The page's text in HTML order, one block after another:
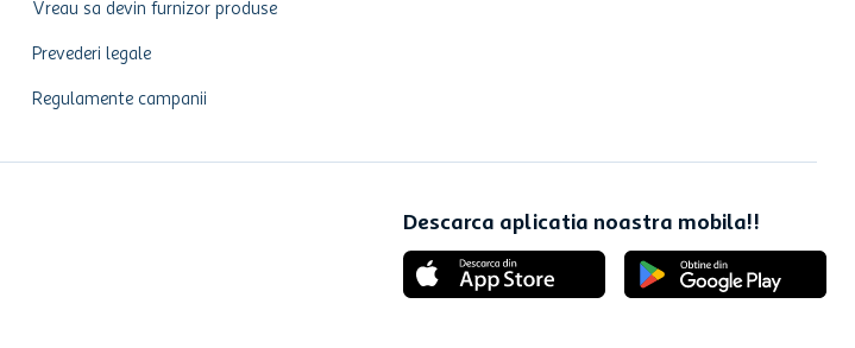
Vreau sa devin furnizor produse
Prevederi legale
Regulamente campanii
Descarca aplicatia noastra mobila!!